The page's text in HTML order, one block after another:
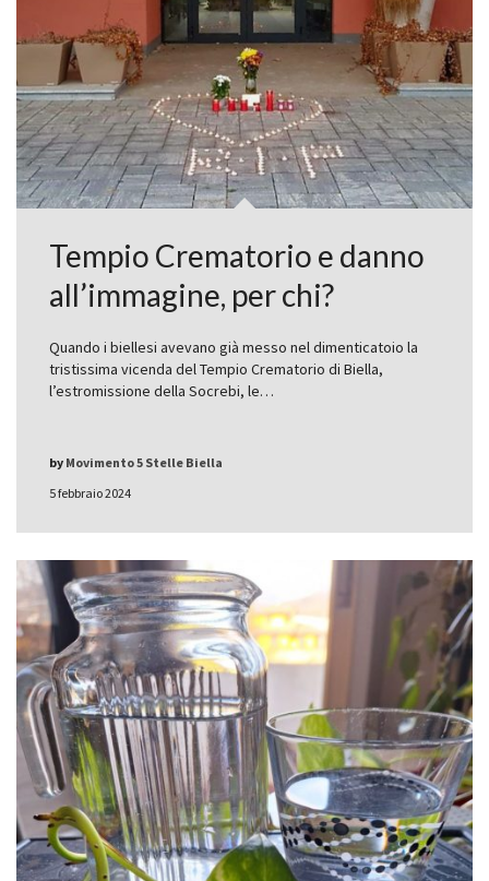
Tempio Crematorio e danno
all’immagine, per chi?
Quando i biellesi avevano già messo nel dimenticatoio la
tristissima vicenda del Tempio Crematorio di Biella,
l’estromissione della Socrebi, le…
5 febbraio 2024
by Movimento 5 Stelle Biella